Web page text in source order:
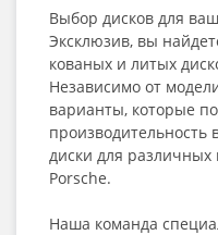
Выбор дисков для
Эксклюзив, вы
кованых и литых
Независимо от
варианты, которые
диски для
Porsche.
Наша команда